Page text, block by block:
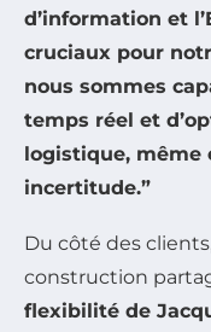
d’information et
cruciaux pour
nous sommes
temps réel et
logistique, même
incertitude.”
Du côté des
construction
flexibilité de